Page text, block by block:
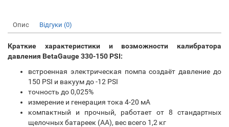
Опис Відгуки (0)
Краткие характеристики и возможности калибратора
давления BetaGauge 330-150 PSI:
встроенная электрическая помпа создаёт давление до
150 PSI и вакуум до -12 PSI
точность до 0,025%
измерение и генерация тока 4-20 мА
компактный и прочный, работает от 8 стандартных
щелочных батареек (АА), вес всего 1,2 кг